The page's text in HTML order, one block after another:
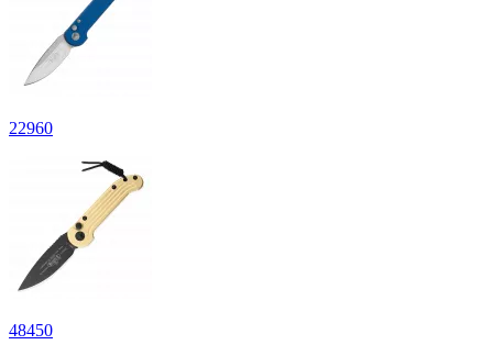
22960
48450